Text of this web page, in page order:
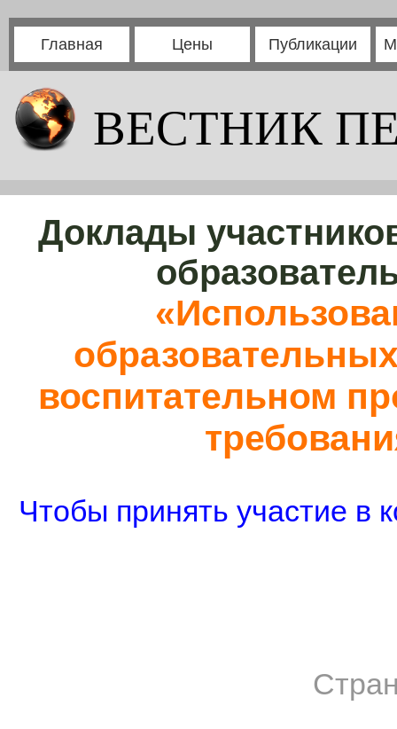
Главная Цены Публикации
ВЕСТНИК
Доклады
воспитательном
Чтобы принять участие в